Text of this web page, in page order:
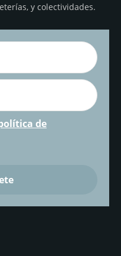
y colectividades.
de